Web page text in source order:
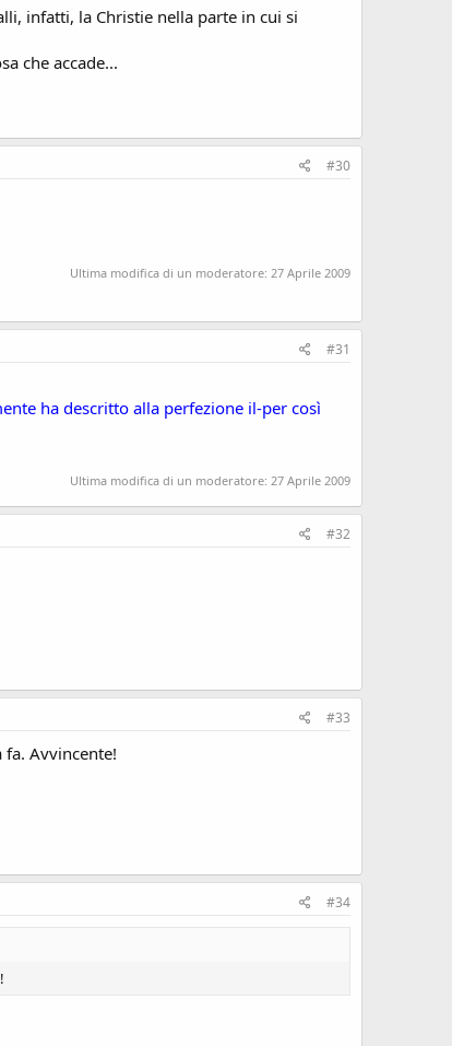
infatti, la Christie nella parte in cui si
che accade...
#30
Ultima modifica di un moderatore: 27 Aprile 2009
#31
ha descritto alla perfezione il-per così
Ultima modifica di un moderatore: 27 Aprile 2009
#32
#33
Avvincente!
#34